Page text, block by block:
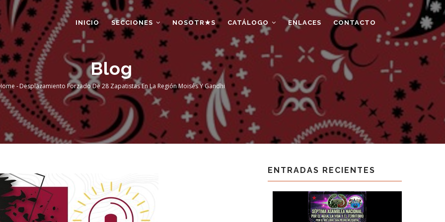
INICIO SECCIONES NOSOTR★S CATÁLOGO ENLACES CONTACTO
Blog
-Desplazamiento Forzado De 28 Zapatistas En La Región Moisés Y Gandhi
ENTRADAS RECIENTES